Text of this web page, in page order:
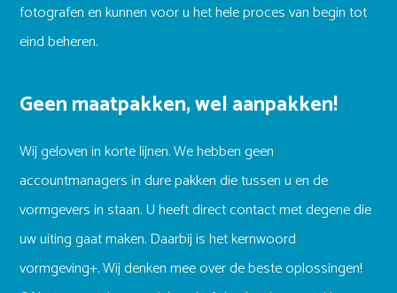
fotografen en kunnen voor u het hele proces van begin tot
eind beheren.
Geen maatpakken, wel aanpakken!
Wij geloven in korte lijnen. We hebben geen
accountmanagers in dure pakken die tussen u en de
vormgevers in staan. U heeft direct contact met degene die
uw uiting gaat maken. Daarbij is het kernwoord
vormgeving+. Wij denken mee over de beste oplossingen!